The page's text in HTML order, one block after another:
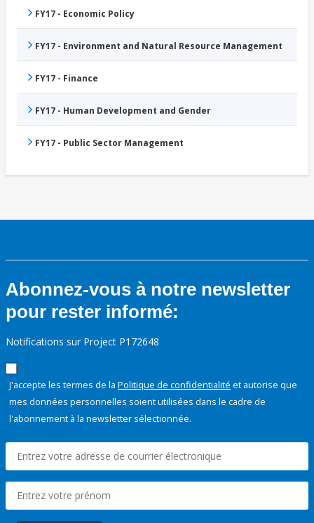
FY17 - Economic Policy
FY17 - Environment and Natural Resource Management
FY17 - Finance
FY17 - Human Development and Gender
FY17 - Public Sector Management
Abonnez-vous à notre newsletter
pour rester informé:
Notifications sur Project P172648
J'accepte les termes de la Politique de confidentialité et autorise que
mes données personnelles soient utilisées dans le cadre de
l'abonnement à la newsletter sélectionnée.